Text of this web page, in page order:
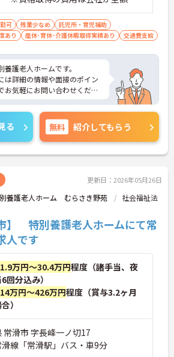
カー通勤OK 無料駐車場完備
可 残業少なめ
託児所・育児補助
あり 産休･育休･介護休暇取得実績あり 交通費支給
護老人ホームです。
は詳細の情報や面接のポイン
お気軽にお問い合わせくださ
る 無料 紹介してもらう
更新日：2026年05月26日
養護老人ホーム むらさき野苑
社会福祉法
】 特別養護老人ホームにて常
人です
万円～30.4万円程度（諸手当、夜
回分込み）
万円～426万円程度（賞与3.2ヶ月
）
常滑市 字長峰一ノ切17
線「常滑駅」バス・車9分